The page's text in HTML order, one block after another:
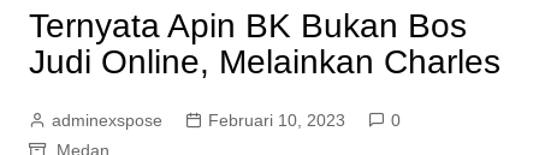
Ternyata Apin BK Bukan Bos
Judi Online, Melainkan Charles
adminexspose Februari 10, 2023
0
Medan